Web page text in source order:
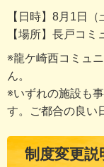
【日時】8月1日
【場所】長戸コ
※龍ケ崎西コミュ
ん。
※いずれの施設も
す。ご都合の良い
制度変更説